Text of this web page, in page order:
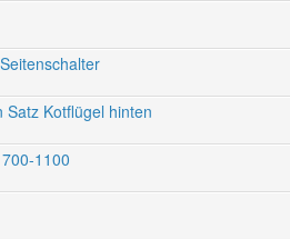
Satz Kotflügel hinten
1100